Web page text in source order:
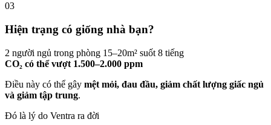
03
Hiện trạng có giống nhà bạn?
2 người ngủ trong phòng 15–20m² suốt 8 tiếng
CO₂ có thể vượt 1.500–2.000 ppm
Điều này có thể gây mệt mỏi, đau đầu, giảm chất lượng giấc ngủ
và giảm tập trung.
Đó là lý do Ventra ra đời